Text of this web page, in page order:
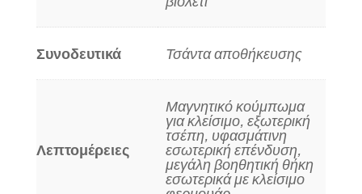
Συνοδευτικά Τσάντα αποθήκευσης
Λεπτομέρειες
Μαγνητικό κούμπωμα
για κλείσιμο, εξωτερική
τσέπη, υφασμάτινη
εσωτερική επένδυση,
μεγάλη βοηθητική θήκη
εσωτερικά με κλείσιμο